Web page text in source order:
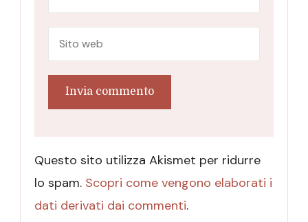
Questo sito utilizza Akismet per ridurre
lo spam. Scopri come vengono elaborati i
dati derivati dai commenti.